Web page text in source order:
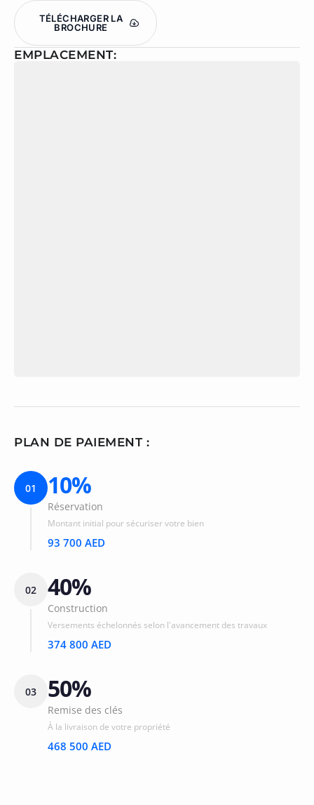
TÉLÉCHARGER LA
BROCHURE
EMPLACEMENT:
PLAN DE PAIEMENT :
01 10%
Réservation
Montant initial pour sécuriser votre bien
93 700 AED
02 40%
Construction
Versements échelonnés selon l'avancement des travaux
374 800 AED
03 50%
Remise des clés
À la livraison de votre propriété
468 500 AED